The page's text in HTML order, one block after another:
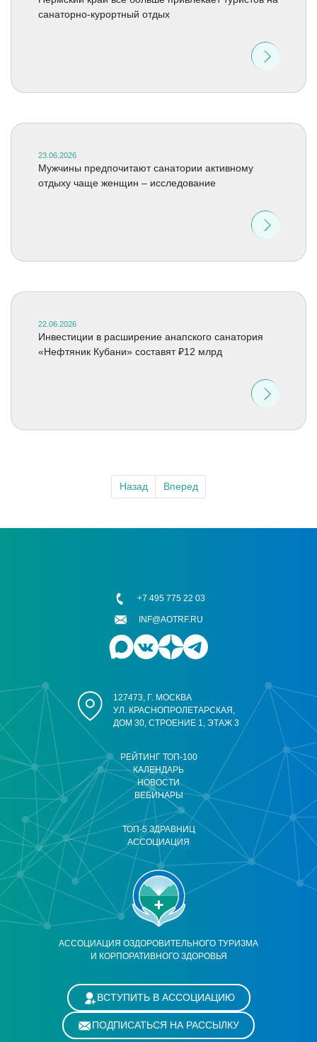
санаторно-курортный отдых
23.06.2026
Мужчины предпочитают санатории активному
отдыху чаще женщин – исследование
22.06.2026
Инвестиции в расширение анапского санатория
«Нефтяник Кубани» составят ₽12 млрд
Назад Вперед
АССОЦИАЦИЯ ОЗДОРОВИТЕЛЬНОГО ТУРИЗМА
И КОРПОРАТИВНОГО ЗДОРОВЬЯ
РЕЙТИНГ ТОП-100
КАЛЕНДАРЬ
НОВОСТИ
ВЕБИНАРЫ
ТОП-5 ЗДРАВНИЦ
АССОЦИАЦИЯ
127473, Г. МОСКВА
УЛ. КРАСНОПРОЛЕТАРСКАЯ,
ДОМ 30, СТРОЕНИЕ 1, ЭТАЖ 3
+7 495 775 22 03
INF@AOTRF.RU
ВСТУПИТЬ В АССОЦИАЦИЮ
ПОДПИСАТЬСЯ НА РАССЫЛКУ